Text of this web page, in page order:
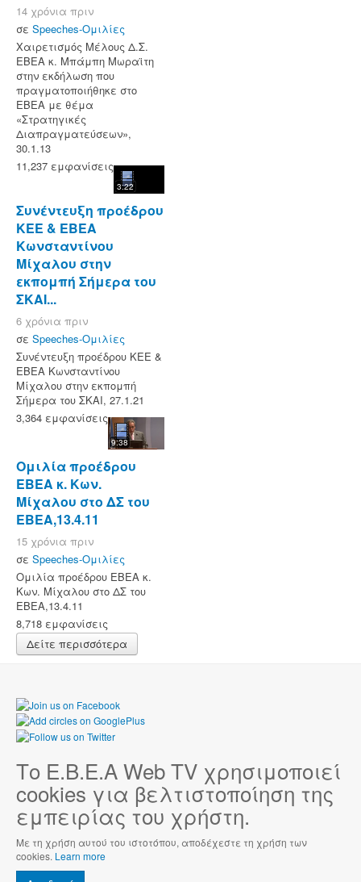
14 χρόνια πριν
σε Speeches-Ομιλίες
Χαιρετισμός Μέλους Δ.Σ.
ΕΒΕΑ κ. Μπάμπη Μωραϊτη
στην εκδήλωση που
πραγματοποιήθηκε στο
ΕΒΕΑ με θέμα
«Στρατηγικές
Διαπραγματεύσεων»,
30.1.13
11,237 εμφανίσεις
3:22
Συνέντευξη προέδρου
ΚΕΕ & ΕΒΕΑ
Κωνσταντίνου
Μίχαλου στην
εκπομπή Σήμερα του
ΣΚΑΙ...
6 χρόνια πριν
σε Speeches-Ομιλίες
Συνέντευξη προέδρου ΚΕΕ &
ΕΒΕΑ Κωνσταντίνου
Μίχαλου στην εκπομπή
Σήμερα του ΣΚΑΙ, 27.1.21
3,364 εμφανίσεις
9:38
Ομιλία προέδρου
ΕΒΕΑ κ. Κων.
Μίχαλου στο ΔΣ του
ΕΒΕΑ,13.4.11
15 χρόνια πριν
σε Speeches-Ομιλίες
Ομιλία προέδρου ΕΒΕΑ κ.
Κων. Μίχαλου στο ΔΣ του
ΕΒΕΑ,13.4.11
8,718 εμφανίσεις
Δείτε περισσότερα
Το Ε.Β.Ε.Α Web TV χρησιμοποιεί
cookies για βελτιστοποίηση της
εμπειρίας του χρήστη.
Με τη χρήση αυτού του ιστοτόπου, αποδέχεστε τη χρήση των
cookies. Learn more